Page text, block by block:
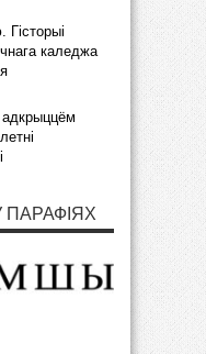
Гісторыі
каледжа
адкрыццём
ПАРАФІЯХ